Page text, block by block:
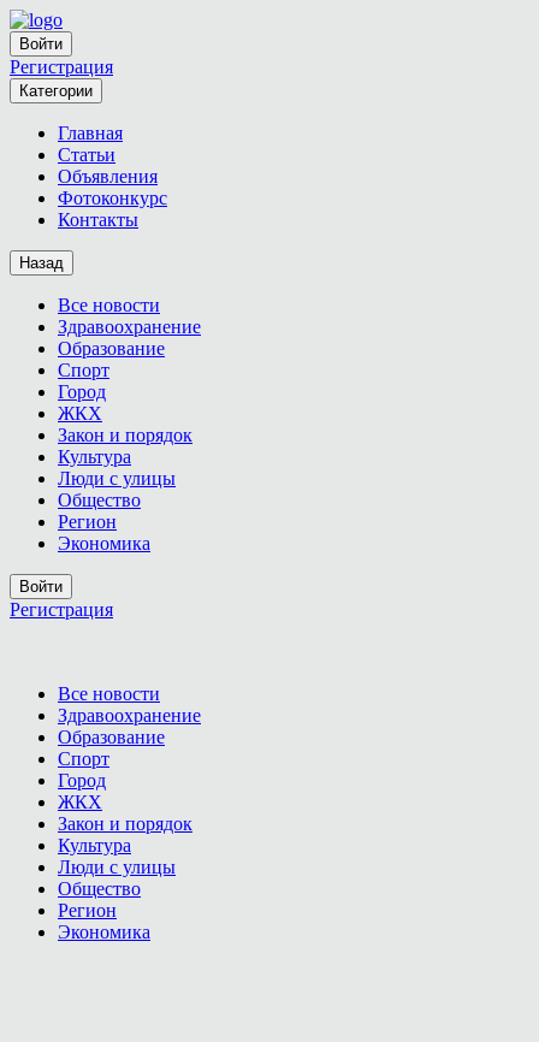
Войти
Регистрация
Категории
Главная
Статьи
Объявления
Фотоконкурс
Контакты
Назад
Все новости
Здравоохранение
Образование
Спорт
Город
ЖКХ
Закон и порядок
Культура
Люди с улицы
Общество
Регион
Экономика
Войти
Регистрация
Все новости
Здравоохранение
Образование
Спорт
Город
ЖКХ
Закон и порядок
Культура
Люди с улицы
Общество
Регион
Экономика